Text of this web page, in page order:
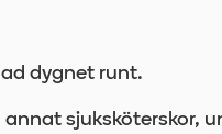
dygnet runt.
sjuksköterskor,